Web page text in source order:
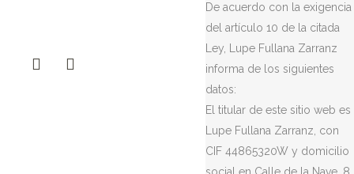
De acuerdo con la exigencia
del artículo 10 de la citada
Ley, Lupe Fullana Zarranz
informa de los siguientes
datos:
El titular de este sitio web es
Lupe Fullana Zarranz, con
CIF 44865320W y domicilio